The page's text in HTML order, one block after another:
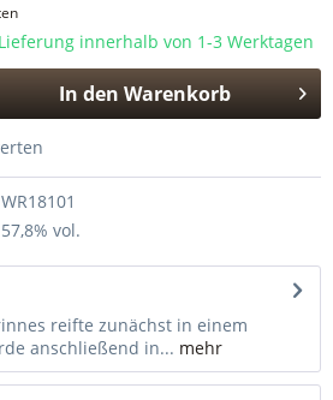
innerhalb von 1-3 Werktagen
In den Warenkorb
WR18101
57,8% vol.
reifte zunächst in einem
anschließend in... mehr